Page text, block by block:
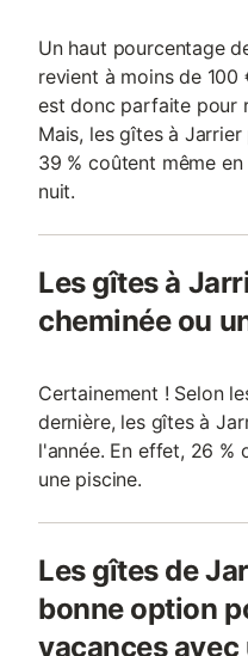
Un haut pourcentage
revient à moins de
est donc parfaite pour
Mais, les gîtes à
39 % coûtent même
nuit.
Les gîtes à
cheminée ou
Certainement ! Selon
dernière, les gîtes à
l'année. En effet, 26 %
une piscine.
Les gîtes de
bonne option
vacances